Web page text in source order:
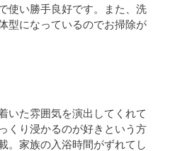
使い勝手良好です。また、洗
型になっているのでお掃除が
いた雰囲気を演出してくれて
くり浸かるのが好きという方
。家族の入浴時間がずれてし